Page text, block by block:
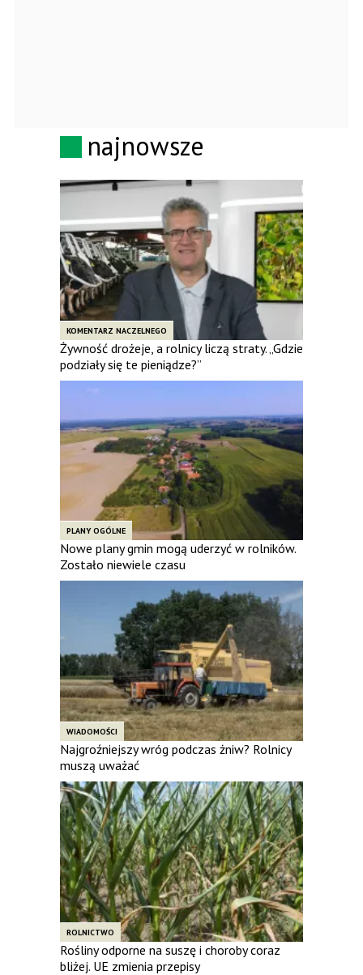
najnowsze
KOMENTARZ NACZELNEGO
Żywność drożeje, a rolnicy liczą straty. „Gdzie
podziały się te pieniądze?”
PLANY OGÓLNE
Nowe plany gmin mogą uderzyć w rolników.
Zostało niewiele czasu
WIADOMOŚCI
Najgroźniejszy wróg podczas żniw? Rolnicy
muszą uważać
ROLNICTWO
Rośliny odporne na suszę i choroby coraz
bliżej. UE zmienia przepisy